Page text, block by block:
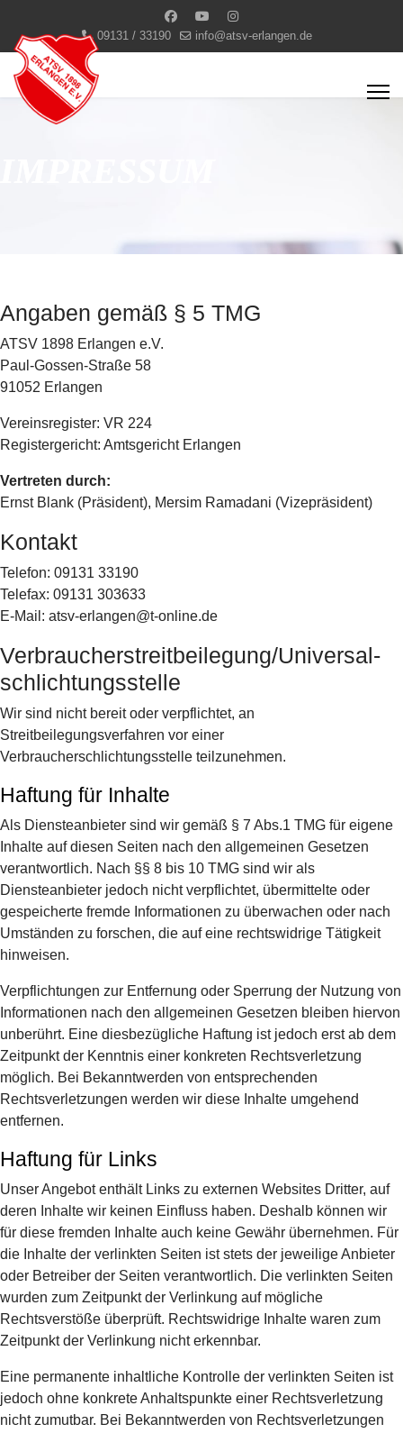
09131 / 33190 info@atsv-erlangen.de
Angaben gemäß § 5 TMG
ATSV 1898 Erlangen e.V.
Paul-Gossen-Straße 58
91052 Erlangen
Vereinsregister: VR 224
Registergericht: Amtsgericht Erlangen
Vertreten durch:
Ernst Blank (Präsident), Mersim Ramadani (Vizepräsident)
Kontakt
Telefon: 09131 33190
Telefax: 09131 303633
E-Mail: atsv-erlangen@t-online.de
Verbraucher­streit­beilegung/Universal­
schlichtungs­stelle
Wir sind nicht bereit oder verpflichtet, an
Streitbeilegungsverfahren vor einer
Verbraucherschlichtungsstelle teilzunehmen.
Haftung für Inhalte
Als Diensteanbieter sind wir gemäß § 7 Abs.1 TMG für eigene
Inhalte auf diesen Seiten nach den allgemeinen Gesetzen
verantwortlich. Nach §§ 8 bis 10 TMG sind wir als
Diensteanbieter jedoch nicht verpflichtet, übermittelte oder
gespeicherte fremde Informationen zu überwachen oder nach
Umständen zu forschen, die auf eine rechtswidrige Tätigkeit
hinweisen.
Verpflichtungen zur Entfernung oder Sperrung der Nutzung von
Informationen nach den allgemeinen Gesetzen bleiben hiervon
unberührt. Eine diesbezügliche Haftung ist jedoch erst ab dem
Zeitpunkt der Kenntnis einer konkreten Rechtsverletzung
möglich. Bei Bekanntwerden von entsprechenden
Rechtsverletzungen werden wir diese Inhalte umgehend
entfernen.
Haftung für Links
Unser Angebot enthält Links zu externen Websites Dritter, auf
deren Inhalte wir keinen Einfluss haben. Deshalb können wir
für diese fremden Inhalte auch keine Gewähr übernehmen. Für
die Inhalte der verlinkten Seiten ist stets der jeweilige Anbieter
oder Betreiber der Seiten verantwortlich. Die verlinkten Seiten
wurden zum Zeitpunkt der Verlinkung auf mögliche
Rechtsverstöße überprüft. Rechtswidrige Inhalte waren zum
Zeitpunkt der Verlinkung nicht erkennbar.
Eine permanente inhaltliche Kontrolle der verlinkten Seiten ist
jedoch ohne konkrete Anhaltspunkte einer Rechtsverletzung
nicht zumutbar. Bei Bekanntwerden von Rechtsverletzungen